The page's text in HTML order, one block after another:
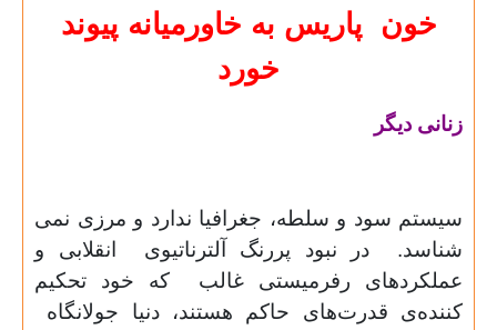
خون
پاریس به خاورمیانه پیوند
خورد
زنانی دیگر
سیستم سود و سلطه، جغرافیا ندارد و مرزی نمی
شناسد. در نبود پررنگ آلترناتیوی
انقلابی و
عملکردهای رفرمیستی غالب
که خود تحکیم
کنندهی قدرت‌های حاکم هستند، دنیا جولانگاه